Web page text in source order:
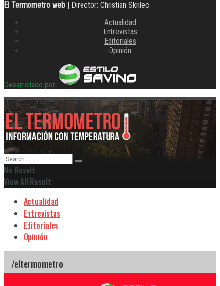
El Termometro web | Director: Christian Skrilec
Actualidad
Entrevistas
Editoriales
Opinión
Desarrollado por
No Result
View All Result
Actualidad
Entrevistas
Editoriales
Opinión